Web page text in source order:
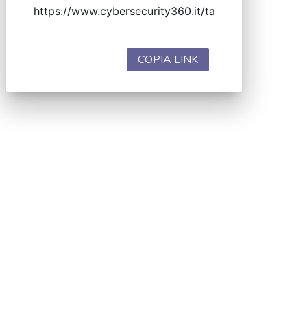
COPIA LINK